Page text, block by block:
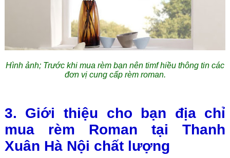
Hình ảnh; Trước khi mua rèm bạn nên timf hiều thông tin các
đơn vị cung cấp rèm roman.
3. Giới thiệu cho bạn địa chỉ
mua rèm Roman tại Thanh
Xuân Hà Nội chất lượng